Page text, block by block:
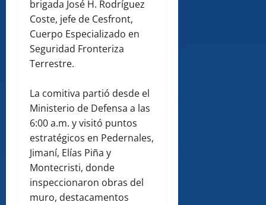
brigada José H. Rodríguez
Coste, jefe de Cesfront,
Cuerpo Especializado en
Seguridad Fronteriza
Terrestre.
La comitiva partió desde el
Ministerio de Defensa a las
6:00 a.m. y visitó puntos
estratégicos en Pedernales,
Jimaní, Elías Piña y
Montecristi, donde
inspeccionaron obras del
muro, destacamentos